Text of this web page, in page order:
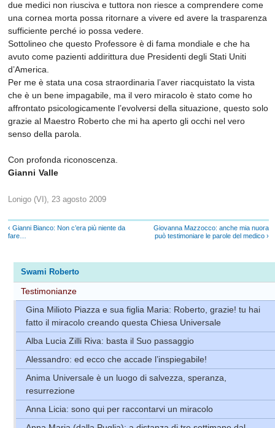
due medici non riusciva e tuttora non riesce a comprendere come
una cornea morta possa ritornare a vivere ed avere la trasparenza
sufficiente perché io possa vedere.
Sottolineo che questo Professore è di fama mondiale e che ha
avuto come pazienti addirittura due Presidenti degli Stati Uniti
d’America.
Per me è stata una cosa straordinaria l’aver riacquistato la vista
che è un bene impagabile, ma il vero miracolo è stato come ho
affrontato psicologicamente l’evolversi della situazione, questo solo
grazie al Maestro Roberto che mi ha aperto gli occhi nel vero
senso della parola.
Con profonda riconoscenza.
Gianni Valle
Lonigo (VI), 23 agosto 2009
‹ Gianni Bianco: Non c’era più niente da
fare…
Giovanna Mazzocco: anche mia nuora
può testimoniare le parole del medico ›
Swami Roberto
Testimonianze
Gina Milioto Piazza e sua figlia Maria: Roberto, grazie! tu hai
fatto il miracolo creando questa Chiesa Universale
Alba Lucia Zilli Riva: basta il Suo passaggio
Alessandro: ed ecco che accade l’inspiegabile!
Anima Universale è un luogo di salvezza, speranza,
resurrezione
Anna Licia: sono qui per raccontarvi un miracolo